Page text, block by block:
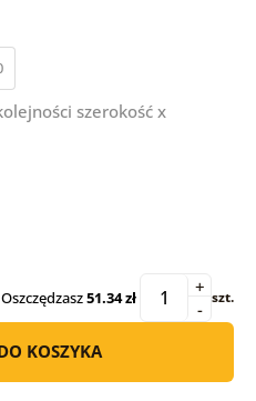
szerokość x
Oszczędzasz51.34 zł -
+ szt.
KOSZYKA